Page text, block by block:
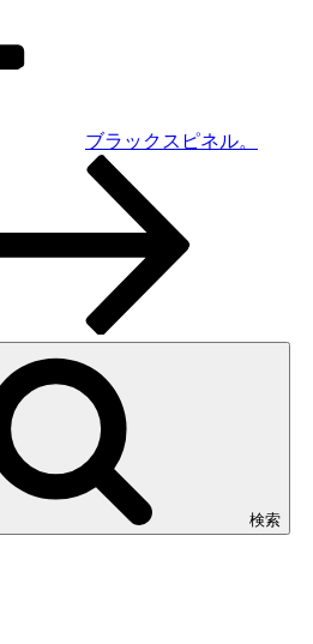
ブラックスピネル。
検索